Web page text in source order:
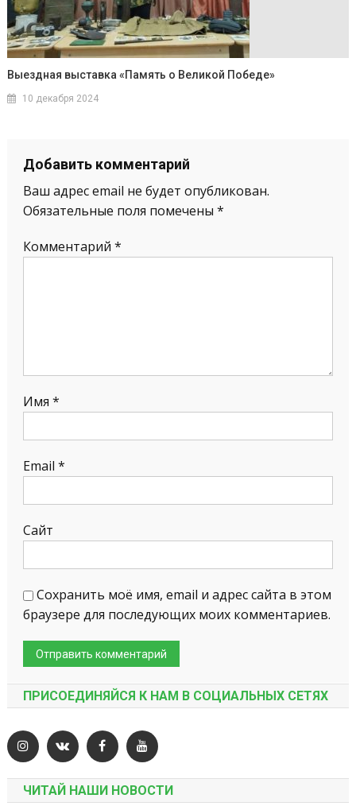
Выездная выставка «Память о Великой Победе»
10 декабря 2024
Добавить комментарий
Ваш адрес email не будет опубликован.
Обязательные поля помечены *
Комментарий *
Имя *
Email *
Сайт
Сохранить моё имя, email и адрес сайта в этом
браузере для последующих моих комментариев.
ПРИСОЕДИНЯЙСЯ К НАМ В СОЦИАЛЬНЫХ СЕТЯХ
ЧИТАЙ НАШИ НОВОСТИ